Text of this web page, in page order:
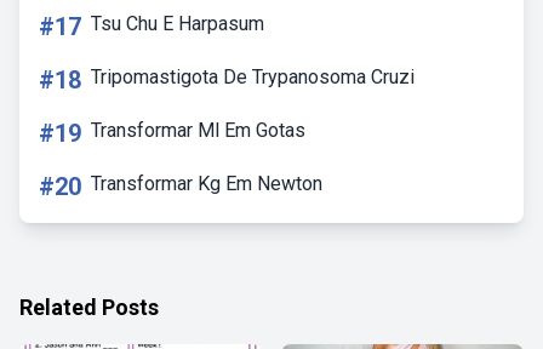
#17 Tsu Chu E Harpasum
#18 Tripomastigota De Trypanosoma Cruzi
#19 Transformar Ml Em Gotas
#20 Transformar Kg Em Newton
Related Posts